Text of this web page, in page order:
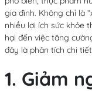
gia đình. Không chỉ là
nhiều lợi ích sức khỏe
hại đến việc tăng
đây là phân tích chi
1. Giảm